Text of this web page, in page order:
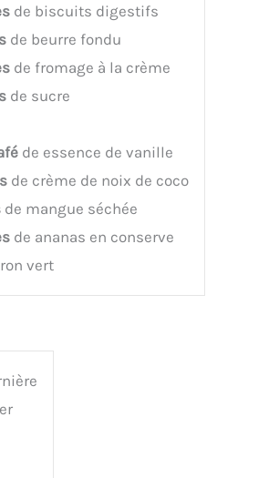
de biscuits digestifs
de beurre fondu
de fromage à la crème
de sucre
de essence de vanille
de crème de noix de coco
de mangue séchée
de ananas en conserve
vert